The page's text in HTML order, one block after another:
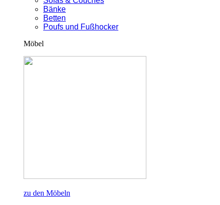
Bänke
Betten
Poufs und Fußhocker
Möbel
zu den Möbeln